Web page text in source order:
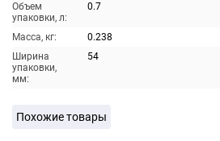
Объем
упаковки, л:
0.7
Масса, кг:
0.238
Ширина
упаковки,
мм:
54
Похожие товары